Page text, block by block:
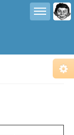
Toggle user menu
Toggle sidebar